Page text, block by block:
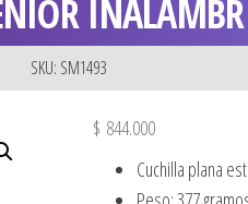
SKU: SM1493
$ 844.000
Cuchilla plana